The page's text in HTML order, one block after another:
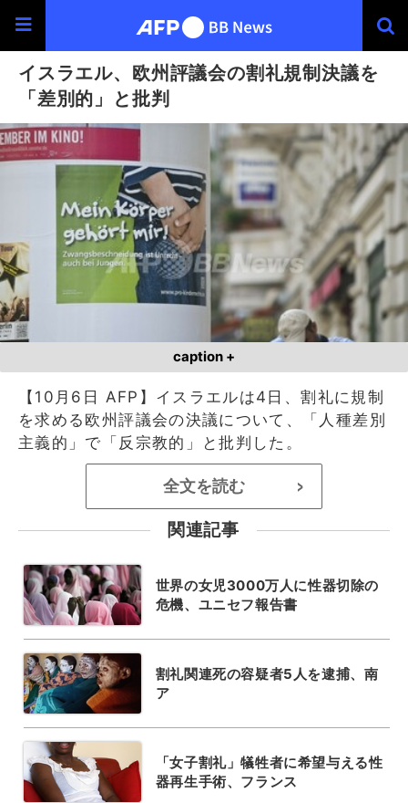
イスラエル、欧州評議会の割礼規制決議を
「差別的」と批判
caption +
【10月6日 AFP】イスラエルは4日、割礼に規制
を求める欧州評議会の決議について、「人種差別
主義的」で「反宗教的」と批判した。
全文を読む >
関連記事
世界の女児3000万人に性器切除の
危機、ユニセフ報告書
割礼関連死の容疑者5人を逮捕、南
ア
「女子割礼」犠牲者に希望与える性
器再生手術、フランス